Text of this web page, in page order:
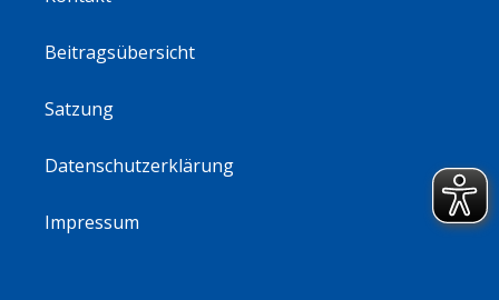
Beitragsübersicht
Satzung
Datenschutzerklärung
Impressum